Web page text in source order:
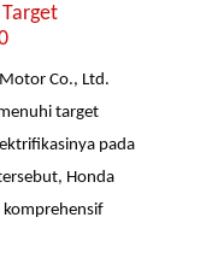
Co., Ltd.
target
pada
Honda
komprehensif